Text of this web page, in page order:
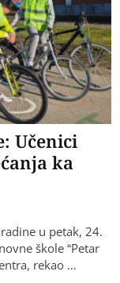
Učenici
ka
u petak, 24.
škole “Petar
rekao …